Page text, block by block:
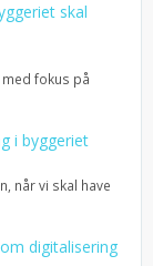
skal
fokus på
i byggeriet
når vi skal have
digitalisering